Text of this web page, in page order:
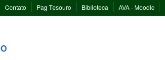
Contato Pag Tesouro Biblioteca AVA - Moodle